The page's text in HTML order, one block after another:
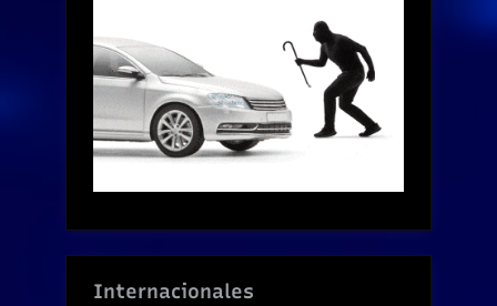
Internacionales